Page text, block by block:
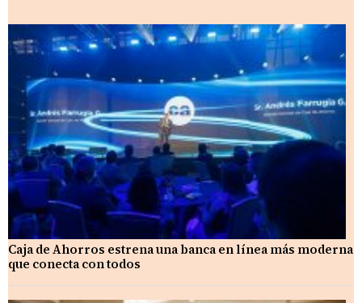
Caja de Ahorros estrena una banca en línea más moderna
que conecta con todos